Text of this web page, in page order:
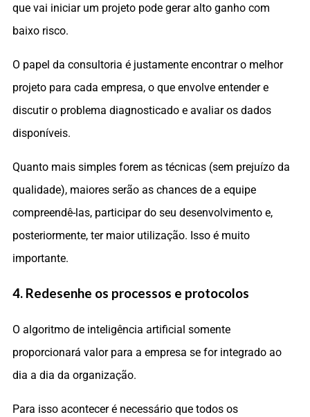
que vai iniciar um projeto pode gerar alto ganho com
baixo risco.
O papel da consultoria é justamente encontrar o melhor
projeto para cada empresa, o que envolve entender e
discutir o problema diagnosticado e avaliar os dados
disponíveis.
Quanto mais simples forem as técnicas (sem prejuízo da
qualidade), maiores serão as chances de a equipe
compreendê-las, participar do seu desenvolvimento e,
posteriormente, ter maior utilização. Isso é muito
importante.
4. Redesenhe os processos e protocolos
O algoritmo de inteligência artificial somente
proporcionará valor para a empresa se for integrado ao
dia a dia da organização.
Para isso acontecer é necessário que todos os